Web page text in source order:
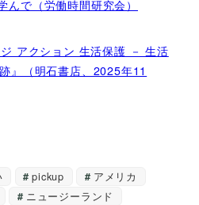
んで（労働時間研究会）
アクション 生活保護 － 生活
』（明石書店、2025年11
pickup
アメリカ
ニュージーランド